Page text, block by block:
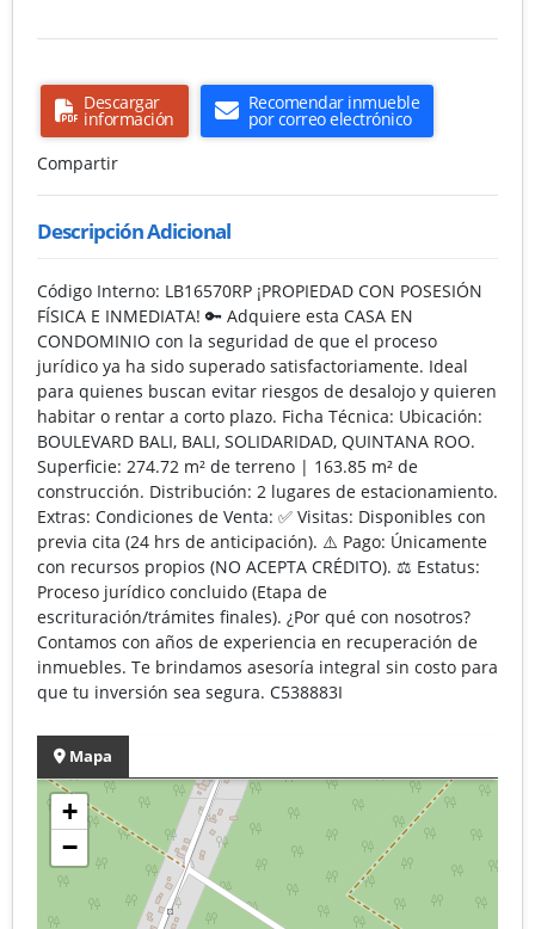
Descargar
información
Recomendar inmueble
por correo electrónico
Compartir
Descripción Adicional
Código Interno: LB16570RP ¡PROPIEDAD CON POSESIÓN
FÍSICA E INMEDIATA! 🔑 Adquiere esta CASA EN
CONDOMINIO con la seguridad de que el proceso
jurídico ya ha sido superado satisfactoriamente. Ideal
para quienes buscan evitar riesgos de desalojo y quieren
habitar o rentar a corto plazo. Ficha Técnica: Ubicación:
BOULEVARD BALI, BALI, SOLIDARIDAD, QUINTANA ROO.
Superficie: 274.72 m² de terreno | 163.85 m² de
construcción. Distribución: 2 lugares de estacionamiento.
Extras: Condiciones de Venta: ✅ Visitas: Disponibles con
previa cita (24 hrs de anticipación). ⚠️ Pago: Únicamente
con recursos propios (NO ACEPTA CRÉDITO). ⚖️ Estatus:
Proceso jurídico concluido (Etapa de
escrituración/trámites finales). ¿Por qué con nosotros?
Contamos con años de experiencia en recuperación de
inmuebles. Te brindamos asesoría integral sin costo para
que tu inversión sea segura. C538883I
Mapa
+
−